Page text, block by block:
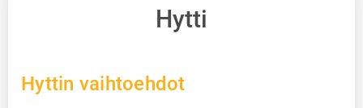
Hytti
Hyttin vaihtoehdot